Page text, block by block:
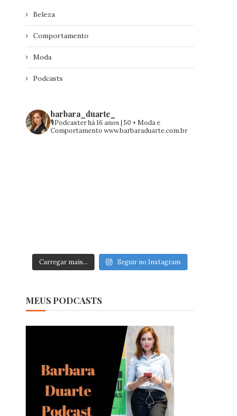
Beleza
Comportamento
Moda
Podcasts
barbara_duarte_
🎙️Podcaster há 16 anos | 50 +Moda e
Comportamento www.barbaraduarte.com.br
Carregar mais... Seguir no Instagram
MEUS PODCASTS